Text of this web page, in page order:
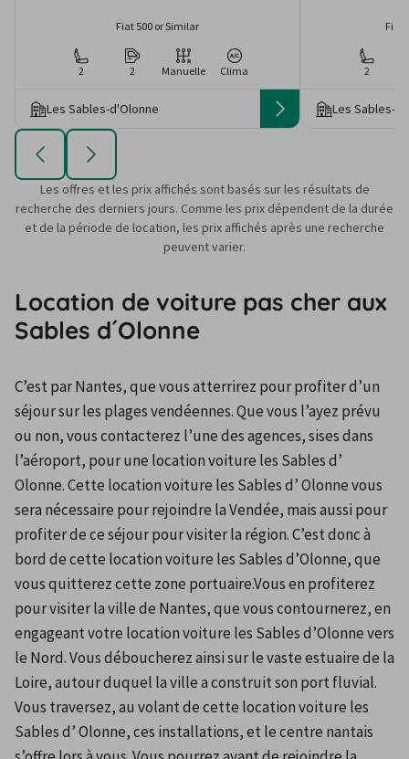
Fiat 500 or Similar
2 2 Manuelle Clima
Les Sables-d'Olonne
Fiat
2
Les Sables-
Les offres et les prix affichés sont basés sur les résultats de
recherche des derniers jours. Comme les prix dépendent de la durée
et de la période de location, les prix affichés après une recherche
peuvent varier.
Location de voiture pas cher aux
Sables d´Olonne
C’est par Nantes, que vous atterrirez pour profiter d’un
séjour sur les plages vendéennes. Que vous l’ayez prévu
ou non, vous contacterez l’une des agences, sises dans
l’aéroport, pour une location voiture les Sables d’
Olonne. Cette location voiture les Sables d’ Olonne vous
sera nécessaire pour rejoindre la Vendée, mais aussi pour
profiter de ce séjour pour visiter la région. C’est donc à
bord de cette location voiture les Sables d’Olonne, que
vous quitterez cette zone portuaire.Vous en profiterez
pour visiter la ville de Nantes, que vous contournerez, en
engageant votre location voiture les Sables d’Olonne vers
le Nord. Vous déboucherez ainsi sur le vaste estuaire de la
Loire, autour duquel la ville a construit son port fluvial.
Vous traversez, au volant de cette location voiture les
Sables d’ Olonne, ces installations, et le centre nantais